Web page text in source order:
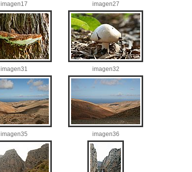
imagen17 imagen27
imagen31 imagen32
imagen35 imagen36